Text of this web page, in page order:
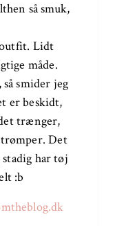
så smuk,
outfit. Lidt
måde.
smider jeg
er beskidt,
trænger,
Det
har tøj
:b